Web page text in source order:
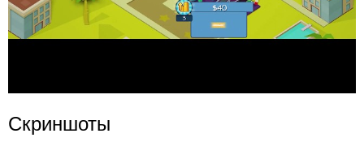
Скриншоты